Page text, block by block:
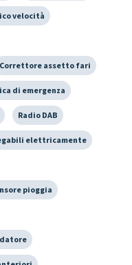
velocità
Correttore assetto fari
di emergenza
Radio DAB
elettricamente
pioggia